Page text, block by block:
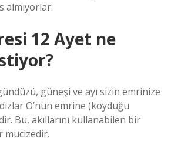
almıyorlar.
12 Ayet ne
güneşi ve ayı sizin emrinize
O’nun emrine (koyduğu
Bu, akıllarını kullanabilen bir
mucizedir.